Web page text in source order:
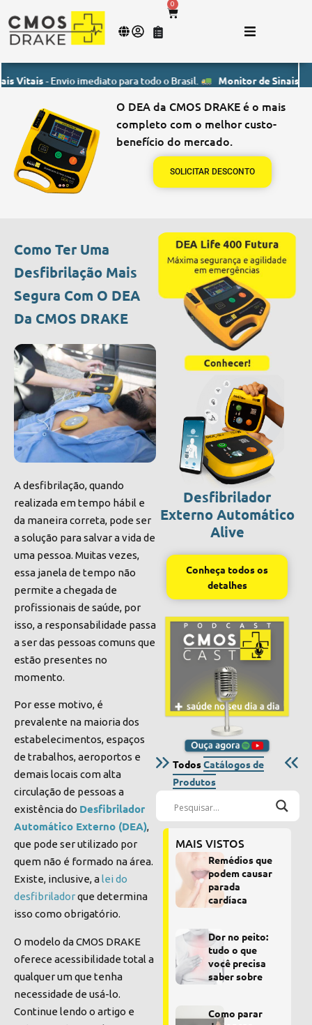
0
- Envio imediato para todo o Brasil. Monitor de Sinais Vitais
O DEA da CMOS DRAKE é o mais
completo com o melhor custo-
benefício do mercado.
SOLICITAR DESCONTO
Como Ter Uma
Desfibrilação Mais
Segura Com O DEA
Da CMOS DRAKE
A desfibrilação, quando
realizada em tempo hábil e
da maneira correta, pode ser
a solução para salvar a vida de
uma pessoa. Muitas vezes,
essa janela de tempo não
permite a chegada de
profissionais de saúde, por
isso, a responsabilidade passa
a ser das pessoas comuns que
estão presentes no
momento.
Por esse motivo, é
prevalente na maioria dos
estabelecimentos, espaços
de trabalhos, aeroportos e
demais locais com alta
circulação de pessoas a
existência do Desfibrilador
Automático Externo (DEA),
que pode ser utilizado por
quem não é formado na área.
Existe, inclusive, a lei do
desfibriladorque determina
isso como obrigatório.
O modelo daCMOS DRAKE
oferece acessibilidade total a
qualquer um que tenha
necessidade de usá-lo.
Continue lendo o artigo e
Desfibrilador
Externo Automático
Alive
Conheça todos os
detalhes
TodosCatálogos de
Produtos
MAIS VISTOS
Remédios que
podem causar
parada
cardíaca
Dor no peito:
tudo o que
você precisa
saber sobre
Como parar